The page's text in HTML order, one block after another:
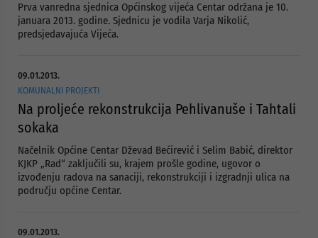
Prva vanredna sjednica Općinskog vijeća Centar održana je 10.
januara 2013. godine. Sjednicu je vodila Varja Nikolić,
predsjedavajuća Vijeća.
09.01.2013.
KOMUNALNI PROJEKTI
Na proljeće rekonstrukcija Pehlivanuše i Tahtali
sokaka
Načelnik Općine Centar Dževad Bećirević i Selim Babić, direktor
KJKP „Rad“ zaključili su, krajem prošle godine, ugovor o
izvođenju radova na sanaciji, rekonstrukciji i izgradnji ulica na
području općine Centar.
09.01.2013.